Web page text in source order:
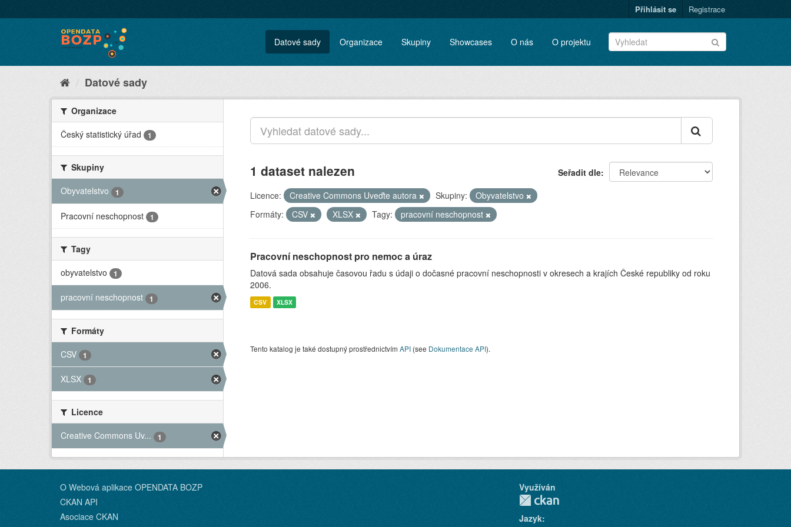
Přihlásit se Registrace
Datové sady Organizace Skupiny Showcases O nás O projektu
Datové sady
Organizace
Český statistický úřad
1
Skupiny
Obyvatelstvo
1
Pracovní neschopnost 1
Tagy
obyvatelstvo
1
pracovní neschopnost 1
Formáty
CSV
1
XLSX 1
Licence
Creative Commons Uv...
1
Seřadit dle
1 dataset nalezen
Licence: Creative Commons Uveďte autora Skupiny:
Obyvatelstvo
Formáty:
CSV XLSX Tagy: pracovní neschopnost
Pracovní neschopnost pro nemoc a úraz
Datová sada obsahuje časovou řadu s údaji o dočasné pracovní neschopnosti v okresech a krajích České republiky od roku
2006.
CSV XLSX
Tento katalog je také dostupný prostřednictvím API (see Dokumentace API).
O Webová aplikace OPENDATA BOZP
CKAN API
Asociace CKAN
Využíván
Jazyk